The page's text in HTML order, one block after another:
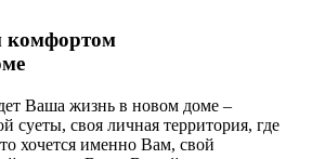
комфортом
Ваша жизнь в новом доме –
суеты, своя личная территория, где
хочется именно Вам, свой